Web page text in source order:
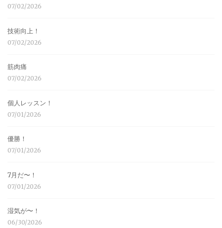
07/02/2026
技術向上！
07/02/2026
筋肉痛
07/02/2026
個人レッスン！
07/01/2026
優勝！
07/01/2026
7月だ〜！
07/01/2026
湿気が〜！
06/30/2026